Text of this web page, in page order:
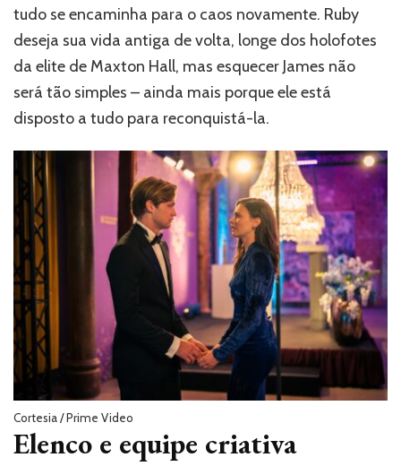
tudo se encaminha para o caos novamente. Ruby
deseja sua vida antiga de volta, longe dos holofotes
da elite de Maxton Hall, mas esquecer James não
será tão simples – ainda mais porque ele está
disposto a tudo para reconquistá-la.
Cortesia / Prime Video
Elenco e equipe criativa